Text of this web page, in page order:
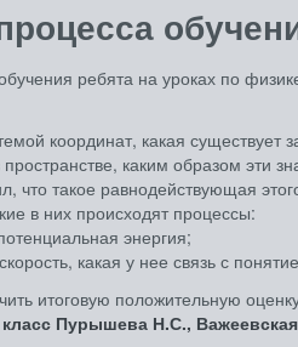
ребята на уроках по
координат, какая существует
каким образом эти
что такое равнодействующая
в них происходят процессы:
энергия;
какая у нее связь с
итоговую положительную
Пурышева Н.С.,